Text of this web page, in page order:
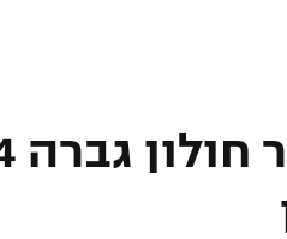
ליגה צרפתית